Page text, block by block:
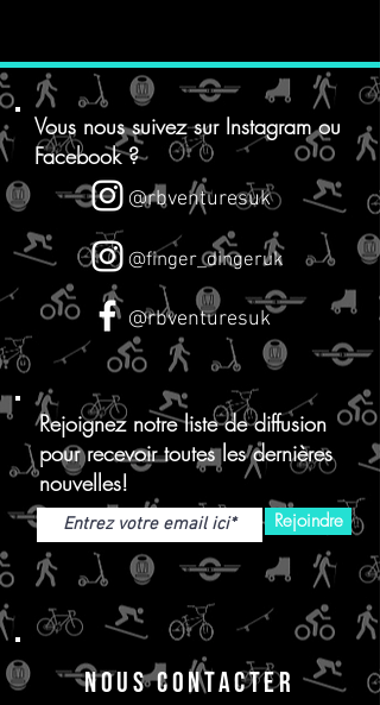
Vous nous suivez sur Instagram ou
Facebook ?
@rbventuresuk
@finger_dingeruk
@rbventuresuk
Rejoignez notre liste de diffusion
pour recevoir toutes les dernières
nouvelles!
Rejoindre
NOUS CONTACTER